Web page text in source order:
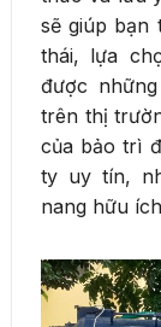
sẽ giúp bạn
thái, lựa
được
trên thị
của bảo trì
ty uy tín,
nang hữu